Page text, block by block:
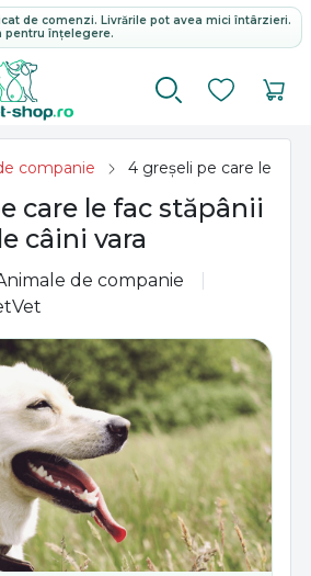
de comenzi. Livrările pot avea mici întârzieri.
pentru înțelegere.
companie 4 greșeli pe care le fac
care le fac stăpânii
câini vara
de companie